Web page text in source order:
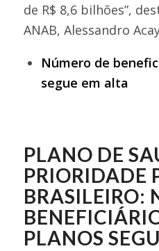
de R$ 8,6 bilhões”,
ANAB, Alessandro
Número de
segue em alta
PLANO DE
PRIORIDADE
BRASILEIRO:
PLANOS